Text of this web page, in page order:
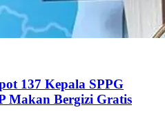
137 Kepala SPPG
Makan Bergizi Gratis